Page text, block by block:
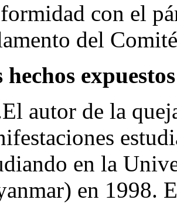
con el
del
hechos
autor de la
en la
en 1998.